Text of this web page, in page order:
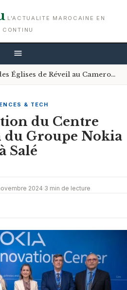
L'ACTUALITE MAROCAINE EN
CONTINU
Fermeture des Églises de Réveil au Cameroun : Le Gouvernement Encourage le Respect de la Loi
& TECH
du Centre
du Groupe Nokia
à Salé
2024·3 min de lecture